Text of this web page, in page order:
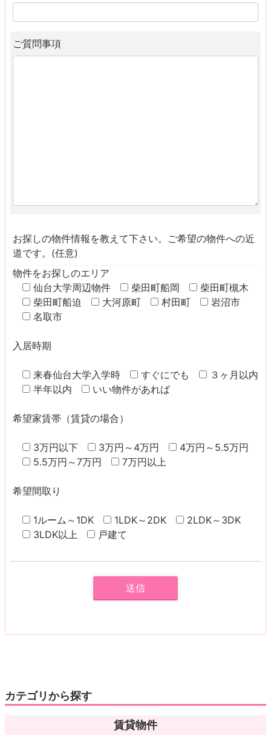
ご質問事項
お探しの物件情報を教えて下さい。ご希望の物件への近
道です。(任意)
物件をお探しのエリア
仙台大学周辺物件
柴田町船岡
柴田町槻木
柴田町船迫
大河原町 村田町
岩沼市
名取市
入居時期
来春仙台大学入学時 すぐにでも
３ヶ月以内
半年以内
いい物件があれば
希望家賃帯（賃貸の場合）
3万円以下 3万円～4万円
4万円～5.5万円
5.5万円～7万円
7万円以上
希望間取り
1ルーム～1DK 1LDK～2DK
2LDK～3DK
3LDK以上
戸建て
カテゴリから探す
賃貸物件